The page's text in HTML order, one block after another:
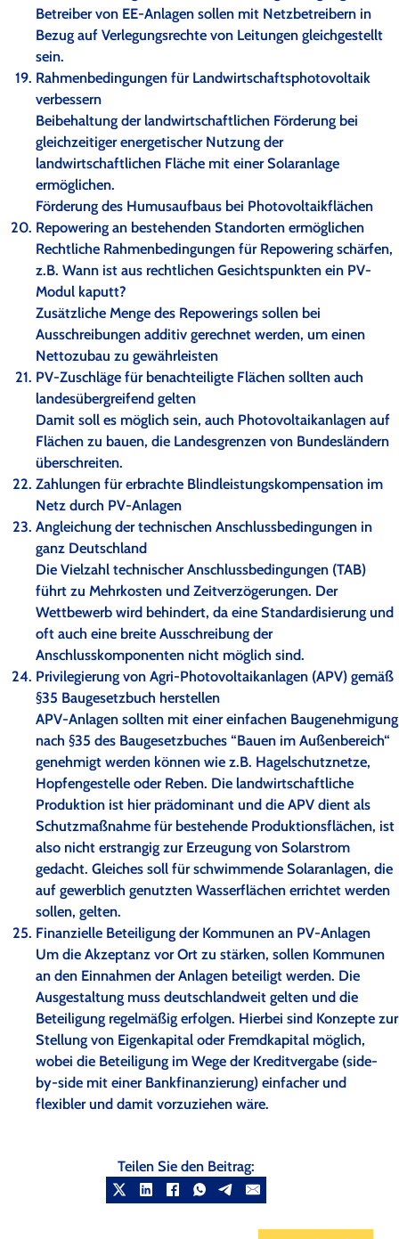
Betreiber von EE-Anlagen sollen mit Netzbetreibern in
Bezug auf Verlegungsrechte von Leitungen gleichgestellt
sein.
Rahmenbedingungen für Landwirtschaftsphotovoltaik
verbessern
Beibehaltung der landwirtschaftlichen Förderung bei
gleichzeitiger energetischer Nutzung der
landwirtschaftlichen Fläche mit einer Solaranlage
ermöglichen.
Förderung des Humusaufbaus bei Photovoltaikflächen
Repowering an bestehenden Standorten ermöglichen
Rechtliche Rahmenbedingungen für Repowering schärfen,
z.B. Wann ist aus rechtlichen Gesichtspunkten ein PV-
Modul kaputt?
Zusätzliche Menge des Repowerings sollen bei
Ausschreibungen additiv gerechnet werden, um einen
Nettozubau zu gewährleisten
PV-Zuschläge für benachteiligte Flächen sollten auch
landesübergreifend gelten
Damit soll es möglich sein, auch Photovoltaikanlagen auf
Flächen zu bauen, die Landesgrenzen von Bundesländern
überschreiten.
Zahlungen für erbrachte Blindleistungskompensation im
Netz durch PV-Anlagen
Angleichung der technischen Anschlussbedingungen in
ganz Deutschland
Die Vielzahl technischer Anschlussbedingungen (TAB)
führt zu Mehrkosten und Zeitverzögerungen. Der
Wettbewerb wird behindert, da eine Standardisierung und
oft auch eine breite Ausschreibung der
Anschlusskomponenten nicht möglich sind.
Privilegierung von Agri-Photovoltaikanlagen (APV) gemäß
§35 Baugesetzbuch herstellen
APV-Anlagen sollten mit einer einfachen Baugenehmigung
nach §35 des Baugesetzbuches “Bauen im Außenbereich“
genehmigt werden können wie z.B. Hagelschutznetze,
Hopfengestelle oder Reben. Die landwirtschaftliche
Produktion ist hier prädominant und die APV dient als
Schutzmaßnahme für bestehende Produktionsflächen, ist
also nicht erstrangig zur Erzeugung von Solarstrom
gedacht. Gleiches soll für schwimmende Solaranlagen, die
auf gewerblich genutzten Wasserflächen errichtet werden
sollen, gelten.
Finanzielle Beteiligung der Kommunen an PV-Anlagen
Um die Akzeptanz vor Ort zu stärken, sollen Kommunen
an den Einnahmen der Anlagen beteiligt werden. Die
Ausgestaltung muss deutschlandweit gelten und die
Beteiligung regelmäßig erfolgen. Hierbei sind Konzepte zur
Stellung von Eigenkapital oder Fremdkapital möglich,
wobei die Beteiligung im Wege der Kreditvergabe (side-
by-side mit einer Bankfinanzierung) einfacher und
flexibler und damit vorzuziehen wäre.
Teilen Sie den Beitrag: